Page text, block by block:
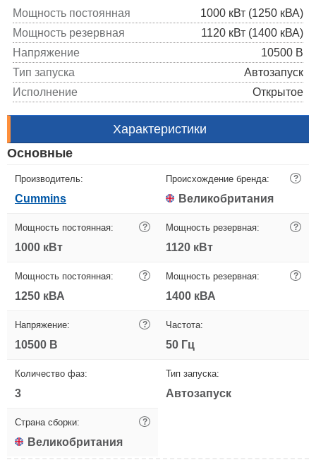
Мощность постоянная
1000 кВт (1250 кВА)
Мощность резервная
1120 кВт (1400 кВА)
Напряжение
10500 В
Тип запуска
Автозапуск
Исполнение
Открытое
Характеристики
Основные
Производитель:
Cummins
Происхождение бренда: ?
Великобритания
Мощность постоянная: ?
1000 кВт
Мощность резервная: ?
1120 кВт
Мощность постоянная: ?
1250 кВА
Мощность резервная: ?
1400 кВА
Напряжение: ?
10500 В
Частота:
50 Гц
Количество фаз:
3
Тип запуска:
Автозапуск
Страна сборки: ?
Великобритания